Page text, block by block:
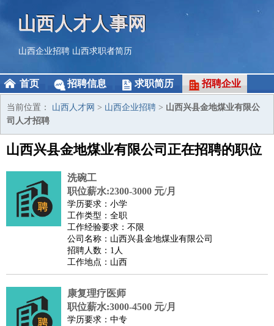
山西人才人事网
山西企业招聘 山西求职者简历
首页 招聘信息 求职简历 招聘企业
当前位置： 山西人才网 > 山西企业招聘 > 山西兴县金地煤业有限公
司人才招聘
山西兴县金地煤业有限公司正在招聘的职位
洗碗工
职位薪水:2300-3000 元/月
学历要求：小学
工作类型：全职
工作经验要求：不限
公司名称：山西兴县金地煤业有限公司
招聘人数：1人
工作地点：山西
康复理疗医师
职位薪水:3000-4500 元/月
学历要求：中专